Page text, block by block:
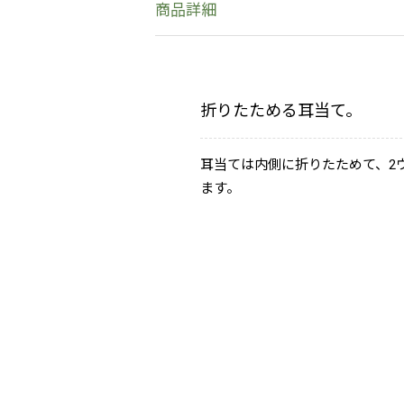
商品詳細
折りたためる耳当て。
耳当ては内側に折りたためて、2
ます。